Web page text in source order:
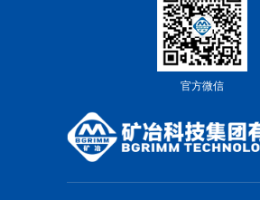
官方微信